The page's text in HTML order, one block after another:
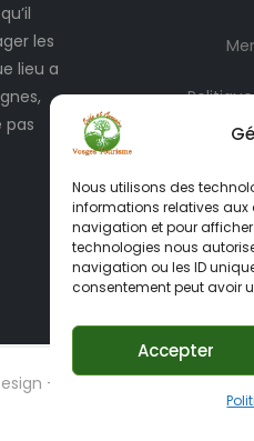
Nous utilisons des
informations relatives aux
navigation et pour
technologies nous
navigation ou les ID
consentement peut avoir
Accepter
les
lieu a
pas
– Identité Web.